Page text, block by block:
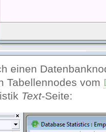
einen
Tabellennodes vom
Text-Seite: